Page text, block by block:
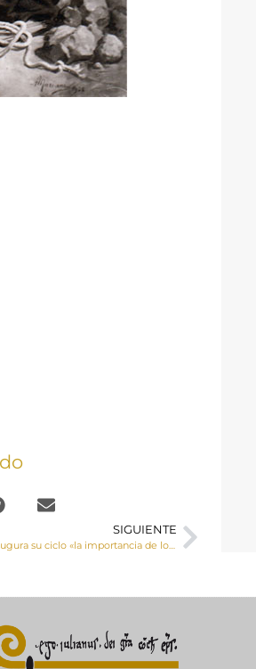
SIGUIENTE
El COF San Julián inaugura su ciclo «la importancia de los vínculos» con una charla sobre la relación paterno-filial